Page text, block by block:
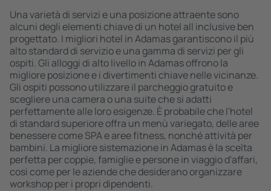
Una varietà di servizi e una posizione attraente sono
alcuni degli elementi chiave di un hotel all inclusive ben
progettato. I migliori hotel in Adamas garantiscono il più
alto standard di servizio e una gamma di servizi per gli
ospiti. Gli alloggi di alto livello in Adamas offrono la
migliore posizione e i divertimenti chiave nelle vicinanze.
Gli ospiti possono utilizzare il parcheggio gratuito e
scegliere una camera o una suite che si adatti
perfettamente alle loro esigenze. È probabile che l'hotel
di standard superiore offra un menù variegato, delle aree
benessere come SPA e aree fitness, nonché attività per
bambini. La migliore sistemazione in Adamas è la scelta
perfetta per coppie, famiglie e persone in viaggio d'affari,
così come per le aziende che desiderano organizzare
workshop per i propri dipendenti.